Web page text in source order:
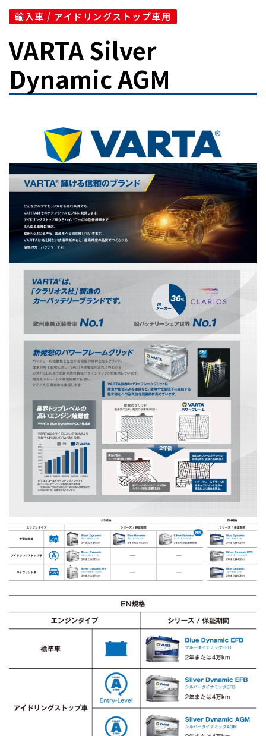
輸入車 / アイドリングストップ車用
VARTA Silver
Dynamic AGM